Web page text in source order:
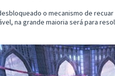
o mecanismo de
na grande maioria será para